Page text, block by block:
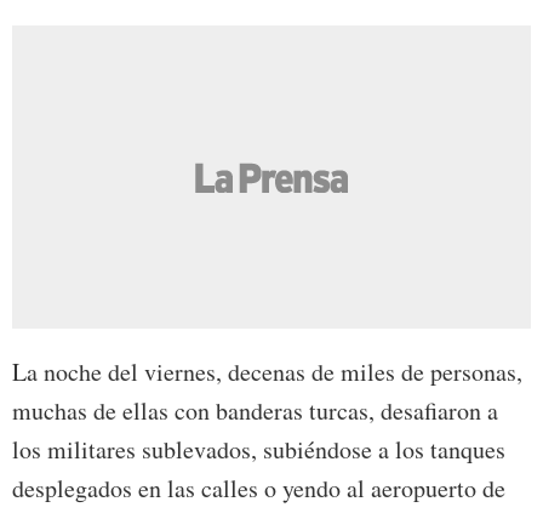
La noche del viernes, decenas de miles de personas,
muchas de ellas con banderas turcas, desafiaron a
los militares sublevados, subiéndose a los tanques
desplegados en las calles o yendo al aeropuerto de